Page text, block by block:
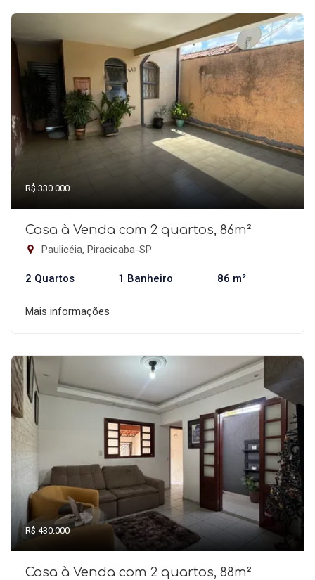
R$ 330.000
Casa à Venda com 2 quartos, 86m²
Paulicéia, Piracicaba-SP
2 Quartos 1 Banheiro 86 m²
Mais informações
R$ 430.000
Casa à Venda com 2 quartos, 88m²